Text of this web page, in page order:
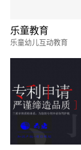
乐童教育
乐童幼儿互动教育